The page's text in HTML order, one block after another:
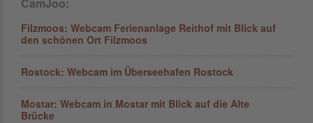
Filzmoos: Webcam Ferienanlage Reithof mit Blick auf
den schönen Ort Filzmoos
Rostock: Webcam im Überseehafen Rostock
Mostar: Webcam in Mostar mit Blick auf die Alte
Brücke